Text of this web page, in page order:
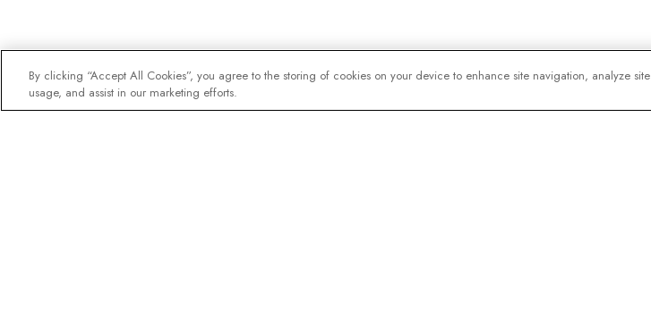
By clicking “Accept All Cookies”, you agree to the storing of cookies on your device to enhance site navigation, analyze site
usage, and assist in our marketing efforts.